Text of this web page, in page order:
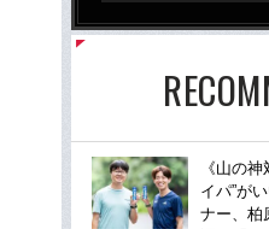
《山の
イパ”が
ナー、柏